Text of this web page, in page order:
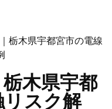
栃木県宇都宮市の電線
木県宇都
スク解